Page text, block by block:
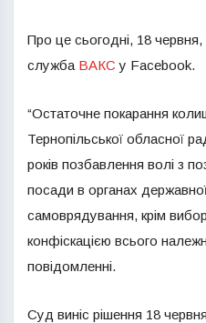
Про це сьогодні, 18
служба ВАКСу Facebook.
“Остаточне покарання
Тернопільської обласної
років позбавлення волі з
посади в органах
самоврядування, крім
конфіскацією всього
повідомленні.
Суд виніс рішення 18